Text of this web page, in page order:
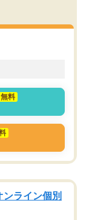
無料
ンライン個別